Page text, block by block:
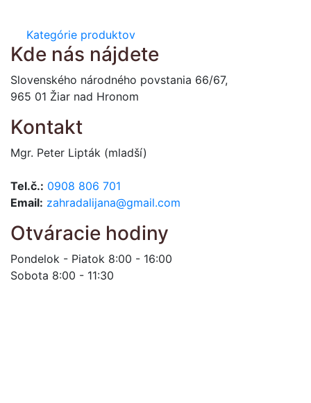
Kategórie produktov
Kde nás nájdete
Slovenského národného povstania 66/67,
965 01 Žiar nad Hronom
Kontakt
Mgr. Peter Lipták (mladší)
Tel.č.: 0908 806 701
Email: zahradalijana@gmail.com
Otváracie hodiny
Pondelok - Piatok 8:00 - 16:00
Sobota 8:00 - 11:30